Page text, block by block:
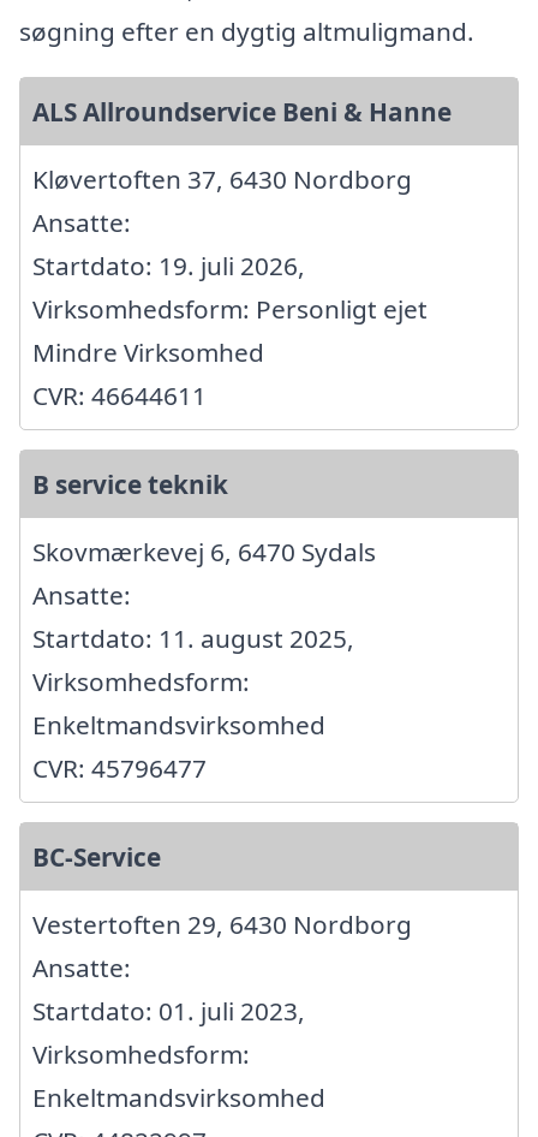
søgning efter en dygtig altmuligmand.
ALS Allroundservice Beni & Hanne
Kløvertoften 37, 6430 Nordborg
Ansatte:
Startdato: 19. juli 2026,
Virksomhedsform: Personligt ejet
Mindre Virksomhed
CVR: 46644611
B service teknik
Skovmærkevej 6, 6470 Sydals
Ansatte:
Startdato: 11. august 2025,
Virksomhedsform:
Enkeltmandsvirksomhed
CVR: 45796477
BC-Service
Vestertoften 29, 6430 Nordborg
Ansatte:
Startdato: 01. juli 2023,
Virksomhedsform:
Enkeltmandsvirksomhed